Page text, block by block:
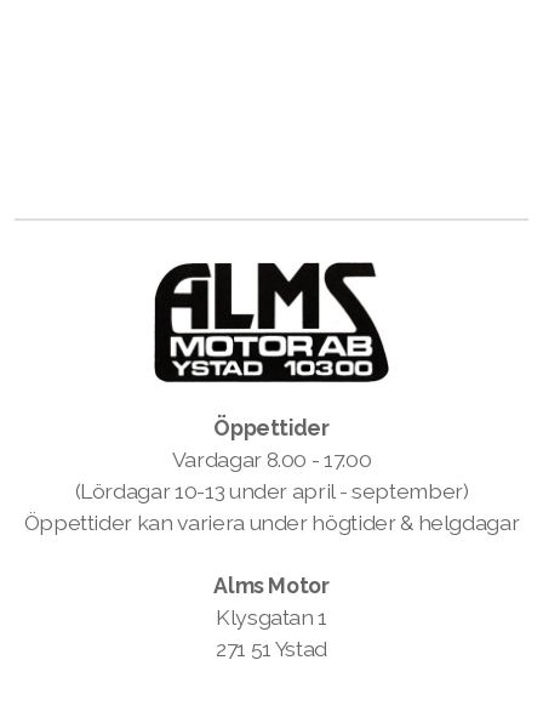
Öppettider
Vardagar 8.00 - 17.00
(Lördagar 10-13 under april - september)
Öppettider kan variera under högtider & helgdagar
Alms Motor
Klysgatan 1
271 51 Ystad